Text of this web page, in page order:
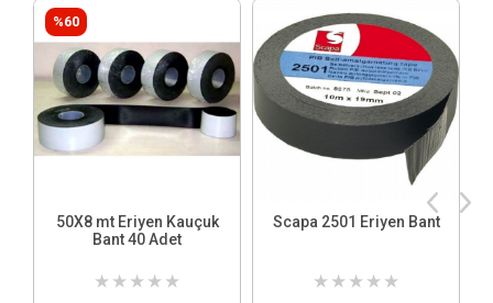
50X8 mt Eriyen Kauçuk
Bant 40 Adet
★ ★ ★ ★ ★
%60
Scapa 2501 Eriyen Bant
★ ★ ★ ★ ★